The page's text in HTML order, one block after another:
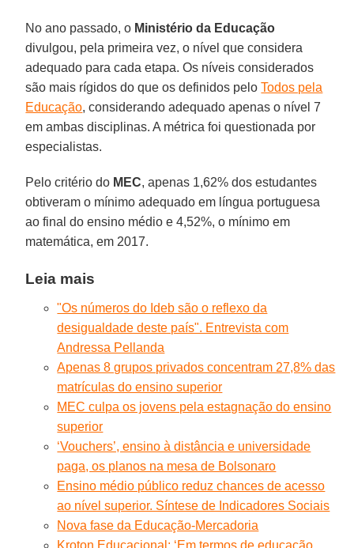
No ano passado, o Ministério da Educação
divulgou, pela primeira vez, o nível que considera
adequado para cada etapa. Os níveis considerados
são mais rígidos do que os definidos peloTodos pela
Educação, considerando adequado apenas o nível 7
em ambas disciplinas. A métrica foi questionada por
especialistas.
Pelo critério do MEC, apenas 1,62% dos estudantes
obtiveram o mínimo adequado em língua portuguesa
ao final do ensino médio e 4,52%, o mínimo em
matemática, em 2017.
Leia mais
"Os números do Ideb são o reflexo da
desigualdade deste país". Entrevista com
Andressa Pellanda
Apenas 8 grupos privados concentram 27,8% das
matrículas do ensino superior
MEC culpa os jovens pela estagnação do ensino
superior
‘Vouchers’, ensino à distância e universidade
paga, os planos na mesa de Bolsonaro
Ensino médio público reduz chances de acesso
ao nível superior. Síntese de Indicadores Sociais
Nova fase da Educação-Mercadoria
Kroton Educacional: ‘Em termos de educação